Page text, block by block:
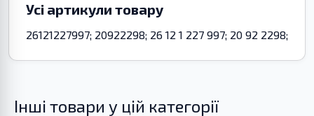
Усі артикули товару
26121227997; 20922298; 26 12 1 227 997; 20 92 2298;
Інші товари у цій категорії